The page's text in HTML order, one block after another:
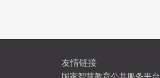
友情链接